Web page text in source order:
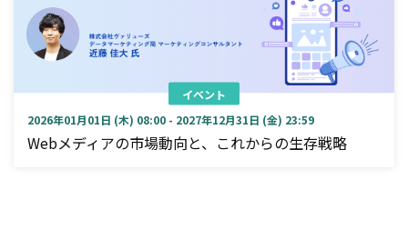
イベント
2026年01月01日 (木) 08:00 - 2027年12月31日 (金) 23:59
Webメディアの市場動向と、これからの生存戦略